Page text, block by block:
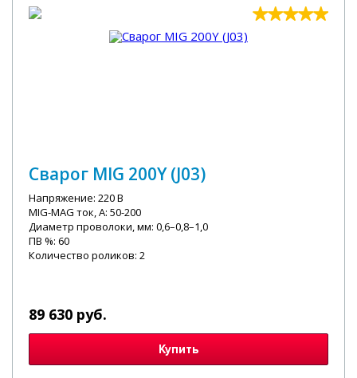
Сварог MIG 200Y (J03)
Напряжение: 220 В
MIG-MAG ток, А: 50-200
Диаметр проволоки, мм: 0,6–0,8–1,0
ПВ %: 60
Количество роликов: 2
89 630 руб.
Купить